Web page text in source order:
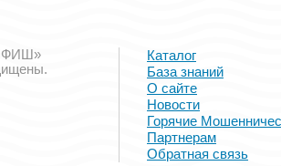
Каталог
База знаний
О сайте
Новости
Горячие
Партнерам
Обратная связь